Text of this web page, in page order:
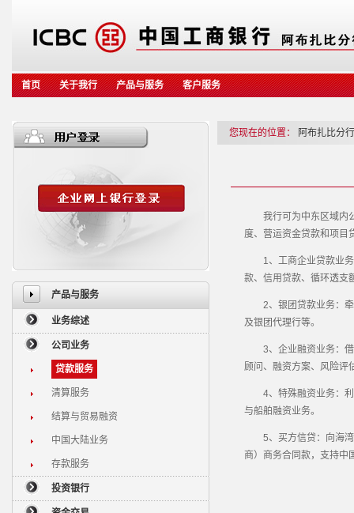
首页 关于我行 产品与服务 客户服务
产品与服务
业务综述
公司业务
贷款服务
清算服务
结算与贸易融资
中国大陆业务
存款服务
投资银行
您现在的位置： 阿布扎比分行
我行可为中东区域内公
度、营运资金贷款和项目
1、工商企业贷款业务
款、信用贷款、循环透支
2、银团贷款业务：牵
及银团代理行等。
3、企业融资业务：借
顾问、融资方案、风险评
4、特殊融资业务：利
与船舶融资业务。
5、买方信贷：向海湾
商）商务合同款，支持中